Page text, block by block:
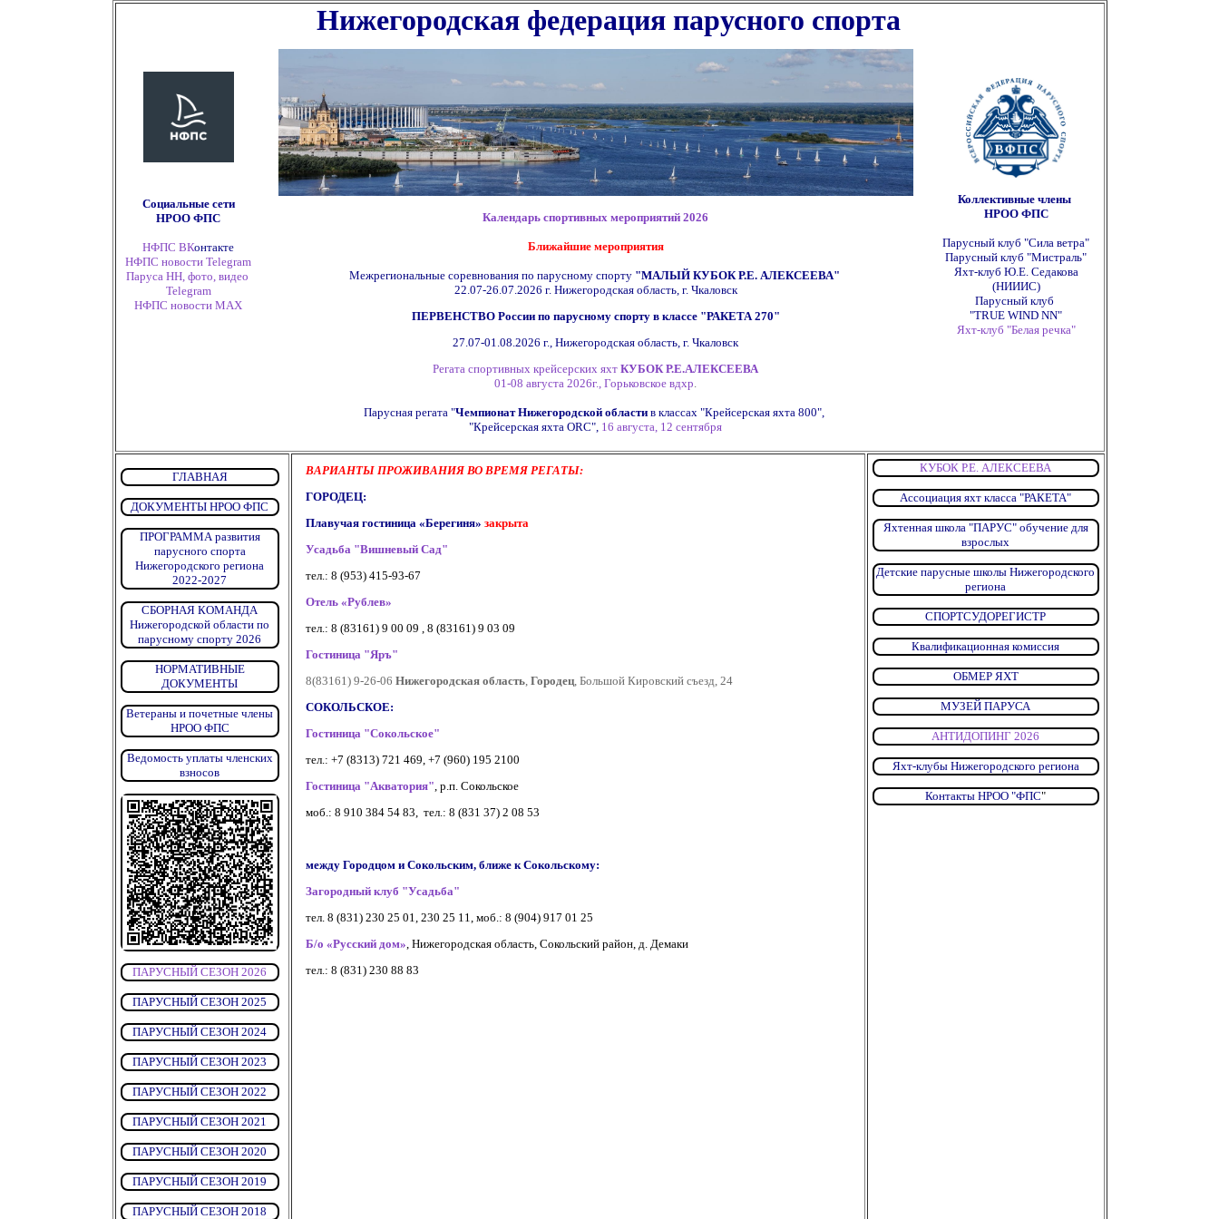
Нижегородская федерация парусного спорта
Социальные сети
НРОО ФПС
НФПС ВКонтакте
НФПС новости Telegram
Паруса НН, фото, видео
Telegram
НФПС новости MAX
Календарь спортивных мероприятий 2026
Ближайшие мероприятия
Межрегиональные соревнования по парусному спорту "МАЛЫЙ КУБОК Р.Е. АЛЕКСЕЕВА"
22.07-26.07.2026 г.Нижегородская область, г. Чкаловск
ПЕРВЕНСТВО России по парусному спорту в классе"РАКЕТА 270"
27.07-01.08.2026 г., Нижегородская область, г. Чкаловск
Регата спортивных крейсерских яхт КУБОК Р.Е.АЛЕКСЕЕВА
01-08 августа 2026г., Горьковское вдхр.
Парусная регата "Чемпионат Нижегородской области в классах "Крейсерская яхта 800",
"Крейсерская яхта ORC", 16 августа, 12 сентября
Коллективные члены
НРОО ФПС
Парусный клуб "Сила ветра"
Парусный клуб "Мистраль"
Яхт-клуб Ю.Е. Седакова
(НИИИС)
Парусный клуб
"TRUE WIND NN"
Яхт-клуб "Белая речка"
ГЛАВНАЯ
ДОКУМЕНТЫ НРОО ФПС
ПРОГРАММА развития
парусного спорта
Нижегородского региона
2022-2027
СБОРНАЯ КОМАНДА
Нижегородской области по
парусному спорту 2026
НОРМАТИВНЫЕ
ДОКУМЕНТЫ
Ветераны и почетные члены
НРОО ФПС
Ведомость уплаты членских
взносов
ПАРУСНЫЙ СЕЗОН 2026
ПАРУСНЫЙ СЕЗОН 2025
ПАРУСНЫЙ СЕЗОН 2024
ПАРУСНЫЙ СЕЗОН 2023
ПАРУСНЫЙ СЕЗОН 2022
ПАРУСНЫЙ СЕЗОН 2021
ПАРУСНЫЙ СЕЗОН 2020
ПАРУСНЫЙ СЕЗОН 2019
ПАРУСНЫЙ СЕЗОН 2018
ВАРИАНТЫ ПРОЖИВАНИЯ ВО ВРЕМЯ РЕГАТЫ:
ГОРОДЕЦ:
Плавучая гостиница «Берегиня» закрыта
Усадьба "Вишневый Сад"
тел.: 8 (953) 415-93-67
Отель «Рублев»
тел.: 8 (83161) 9 00 09 , 8 (83161) 9 03 09
Гостиница "Яръ"
8(83161) 9-26-06 Нижегородская область, Городец, Большой Кировский съезд, 24
СОКОЛЬСКОЕ:
Гостиница "Сокольское"
тел.: +7 (8313) 721 469, +7 (960) 195 2100
Гостиница "Акватория", р.п. Сокольское
моб.: 8 910 384 54 83, тел.: 8 (831 37) 2 08 53
между Городцом и Сокольским, ближе к Сокольскому:
Загородный клуб "Усадьба"
тел. 8 (831) 230 25 01, 230 25 11, моб.: 8 (904) 917 01 25
Б/о «Русский дом», Нижегородская область, Сокольский район, д. Демаки
тел.: 8 (831) 230 88 83
КУБОК Р.Е. АЛЕКСЕЕВА
Ассоциация яхт класса "РАКЕТА"
Яхтенная школа "ПАРУС" обучение для
взрослых
Детские парусные школы Нижегородского
региона
СПОРТСУДОРЕГИСТР
Квалификационная комиссия
ОБМЕР ЯХТ
МУЗЕЙ ПАРУСА
АНТИДОПИНГ 2026
Яхт-клубы Нижегородского региона
Контакты НРОО "ФПС"